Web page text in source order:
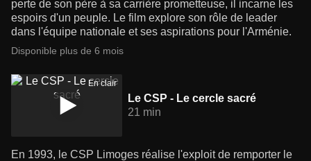
perte de son père à sa carrière prometteuse, il incarne les
espoirs d'un peuple. Le film explore son rôle de leader
dans l'équipe nationale et ses aspirations pour l'Arménie.
Disponible plus de 6 mois
En clair
Le CSP - Le cercle sacré
21 min
En 1993, le CSP Limoges réalise l'exploit de remporter le